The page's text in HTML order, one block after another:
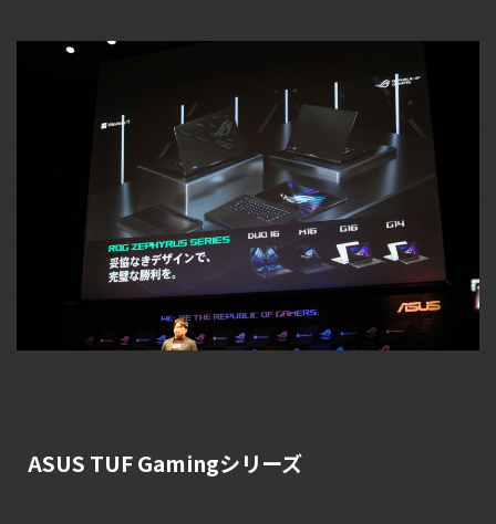
ASUS TUF Gamingシリーズ